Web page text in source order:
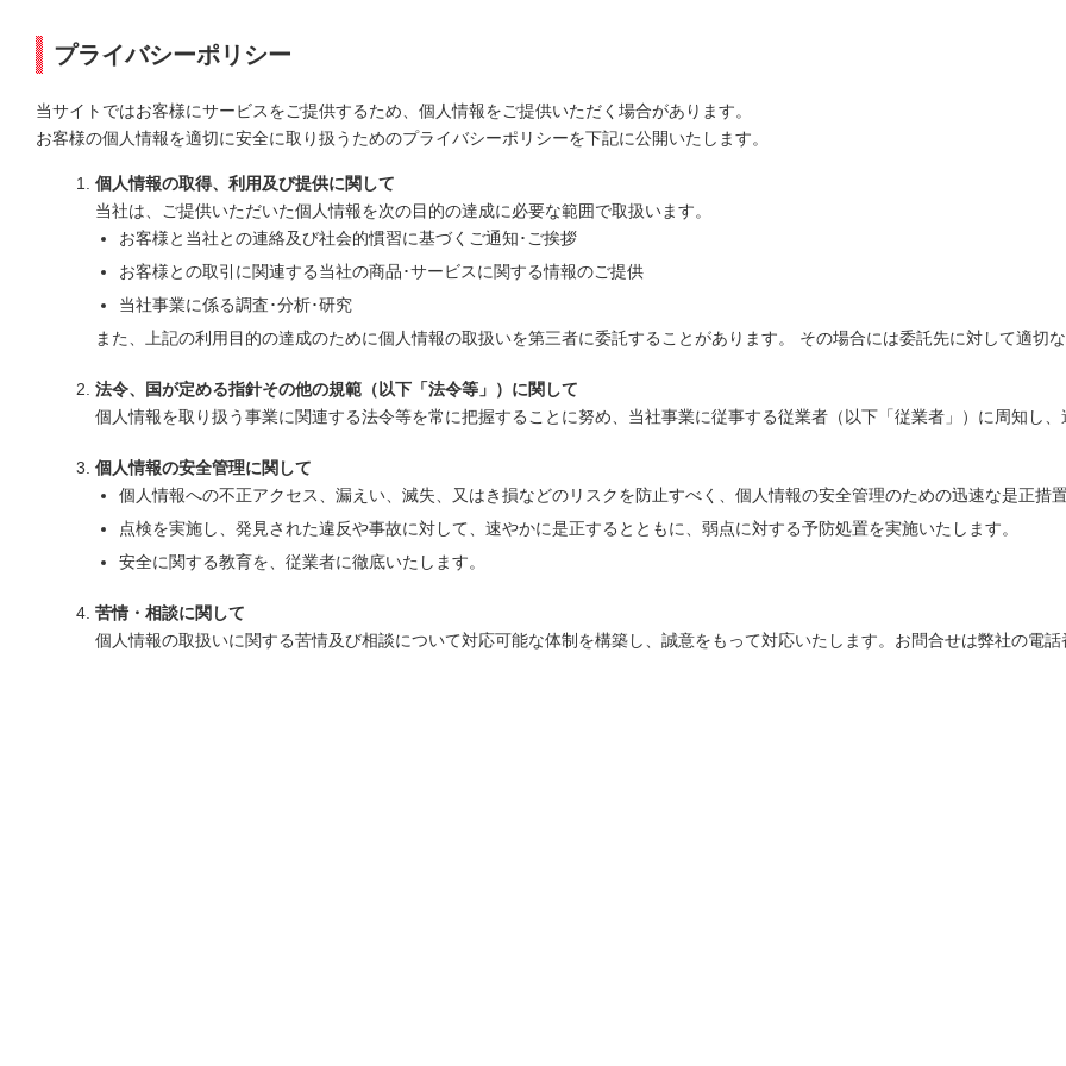
プライバシーポリシー
当サイトではお客様にサービスをご提供するため、個人情報をご提供いただく場合があります。
お客様の個人情報を適切に安全に取り扱うためのプライバシーポリシーを下記に公開いたします。
個人情報の取得、利用及び提供に関して
当社は、ご提供いただいた個人情報を次の目的の達成に必要な範囲で取扱います。
お客様と当社との連絡及び社会的慣習に基づくご通知･ご挨拶
お客様との取引に関連する当社の商品･サービスに関する情報のご提供
当社事業に係る調査･分析･研究
また、上記の利用目的の達成のために個人情報の取扱いを第三者に委託することがあります。 その場合には委託先に対して適切
法令、国が定める指針その他の規範（以下「法令等」）に関して
個人情報を取り扱う事業に関連する法令等を常に把握することに努め、当社事業に従事する従業者（以下「従業者」）に周知し、
個人情報の安全管理に関して
個人情報への不正アクセス、漏えい、滅失、又はき損などのリスクを防止すべく、個人情報の安全管理のための迅速な是正措
点検を実施し、発見された違反や事故に対して、速やかに是正するとともに、弱点に対する予防処置を実施いたします。
安全に関する教育を、従業者に徹底いたします。
苦情・相談に関して
個人情報の取扱いに関する苦情及び相談について対応可能な体制を構築し、誠意をもって対応いたします。お問合せは弊社の電話